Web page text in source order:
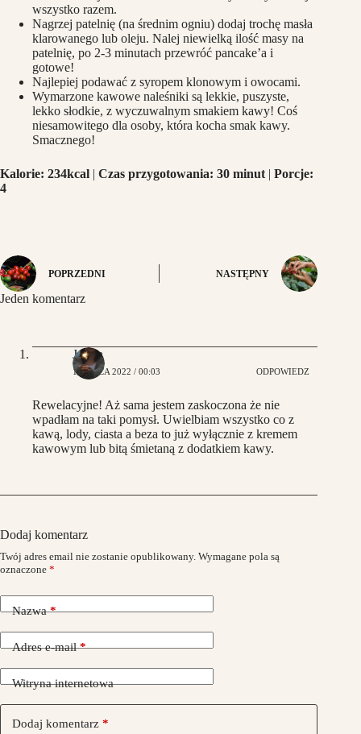
wszystko razem.
Nagrzej patelnię (na średnim ogniu) dodaj trochę masła
klarowanego lub oleju. Nalej niewielką ilość masy na
patelnię, po 2-3 minutach przewróć pancake’a i
gotowe!
Najlepiej podawać z syropem klonowym i owocami.
Wymarzone kawowe naleśniki są lekkie, puszyste,
lekko słodkie, z wyczuwalnym smakiem kawy! Coś
niesamowitego dla osoby, która kocha smak kawy.
Smacznego!
Kalorie: 234kcal | Czas przygotowania: 30 minut | Porcje:
4
POPRZEDNI NASTĘPNY
Jeden komentarz
Joasia
14 LIPCA 2022 / 00:03 ODPOWIEDZ
Rewelacyjne! Aż sama jestem zaskoczona że nie
wpadłam na taki pomysł. Uwielbiam wszystko co z
kawą, lody, ciasta a beza to już wyłącznie z kremem
kawowym lub bitą śmietaną z dodatkiem kawy.
Dodaj komentarz
Twój adres email nie zostanie opublikowany. Wymagane pola są
oznaczone *
Nazwa*
Adres e-mail*
Witryna internetowa
Dodaj komentarz *